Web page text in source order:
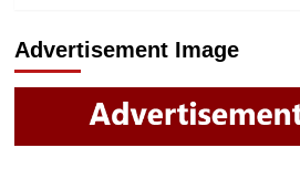
CUMPLE
60
AÑOS
“BARBIE”
SE
VENDEN
Advertisement Image